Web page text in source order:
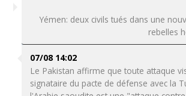
Yémen: deux civils tués dans une
rebelles
07/08 14:02
Le Pakistan affirme que toute attaque
signataire du pacte de défense avec la